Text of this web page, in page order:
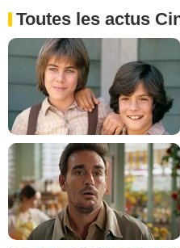
Toutes les actus